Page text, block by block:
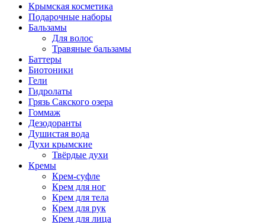
Крымская косметика
Подарочные наборы
Бальзамы
Для волос
Травяные бальзамы
Баттеры
Биотоники
Гели
Гидролаты
Грязь Сакского озера
Гоммаж
Дезодоранты
Душистая вода
Духи крымские
Твёрдые духи
Кремы
Крем-суфле
Крем для ног
Крем для тела
Крем для рук
Крем для лица